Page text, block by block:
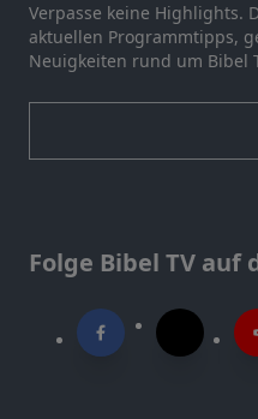
Verpasse keine Highlights.
aktuellen Programmtipps,
Neuigkeiten rund um Bibel
Folge Bibel TV auf